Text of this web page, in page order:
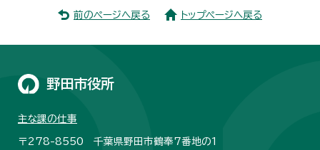
前のページへ戻る トップページへ戻る
野田市役所
主な課の仕事
〒278-8550 千葉県野田市鶴奉7番地の1